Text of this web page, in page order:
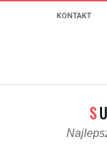
KONTAKT